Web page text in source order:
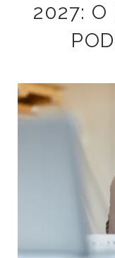
2027: O